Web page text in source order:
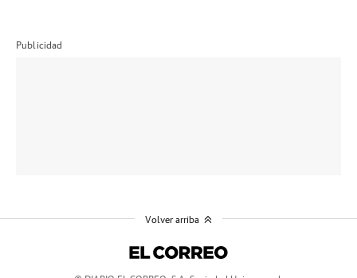
Publicidad
Volver arriba